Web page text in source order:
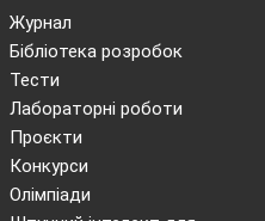
Журнал
Бібліотека розробок
Тести
Лабораторні роботи
Проєкти
Конкурси
Олімпіади